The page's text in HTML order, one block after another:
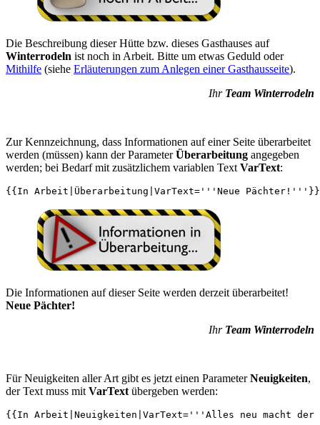
Die Beschreibung dieser Hütte bzw. dieses Gasthauses auf
Winterrodeln ist noch in Arbeit. Bitte um etwas Geduld oder
Mithilfe (siehe Erläuterungen zum Anlegen einer Gasthausseite).
Ihr Team Winterrodeln
Zur Kennzeichnung, dass Informationen auf einer Seite überarbeitet
werden (müssen) kann der ParameterÜberarbeitung angegeben
werden; bei Bedarf mit zusätzlichem variablen Text VarText:
Die Informationen auf dieser Seite werden derzeit überarbeitet!
Neue Pächter!
Ihr Team Winterrodeln
Für Neuigkeiten aller Art gibt es jetzt einen ParameterNeuigkeiten,
der Text muss mit VarText übergeben werden: